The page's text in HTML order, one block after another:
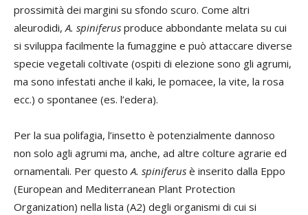
prossimità dei margini su sfondo scuro. Come altri
aleurodidi,A. spiniferus produce abbondante melata su cui
si sviluppa facilmente la fumaggine e può attaccare diverse
specie vegetali coltivate (ospiti di elezione sono gli agrumi,
ma sono infestati anche il kaki, le pomacee, la vite, la rosa
ecc.) o spontanee (es. l’edera).
Per la sua polifagia, l’insetto è potenzialmente dannoso
non solo agli agrumi ma, anche, ad altre colture agrarie ed
ornamentali. Per questoA. spiniferus è inserito dalla Eppo
(European and Mediterranean Plant Protection
Organization) nella lista (A2) degli organismi di cui si